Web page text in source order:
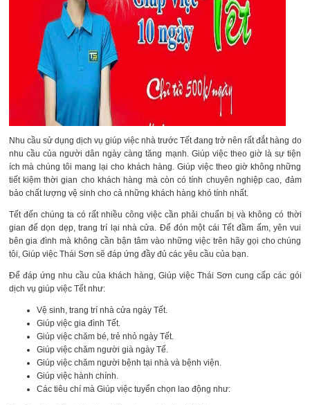
Nhu cầu sử dụng dịch vụ giúp việc nhà trước Tết đang trở nên rất đắt hàng do
nhu cầu của người dân ngày càng tăng mạnh. Giúp việc theo giờ là sự tiện
ích mà chúng tôi mang lại cho khách hàng. Giúp việc theo giờ không những
tiết kiệm thời gian cho khách hàng mà còn có tính chuyên nghiệp cao, đảm
bảo chất lượng vệ sinh cho cả những khách hàng khó tính nhất.
Tết đến chúng ta có rất nhiều công việc cần phải chuẩn bị và không có thời
gian để dọn dẹp, trang trí lại nhà cửa. Để đón một cái Tết đầm ấm, yên vui
bên gia đình mà không cần bận tâm vào những việc trên hãy gọi cho chúng
tôi, Giúp việc Thái Sơn sẽ đáp ứng đầy đủ các yêu cầu của bạn.
Để đáp ứng nhu cầu của khách hàng, Giúp việc Thái Sơn cung cấp các gói
dịch vụ giúp việc Tết như:
Vệ sinh, trang trí nhà cửa ngày Tết.
Giúp việc gia đình Tết.
Giúp việc chăm bé, trẻ nhỏ ngày Tết.
Giúp việc chăm người già ngày Tế.
Giúp việc chăm người bệnh tại nhà và bệnh viện.
Giúp việc hành chính.
Các tiêu chí mà Giúp việc tuyển chọn lao động như: